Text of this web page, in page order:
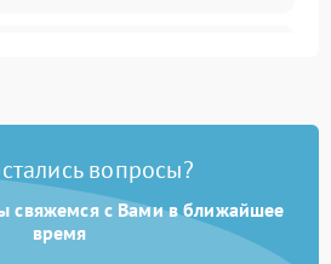
вопросы?
свяжемся с Вами в ближайшее
время